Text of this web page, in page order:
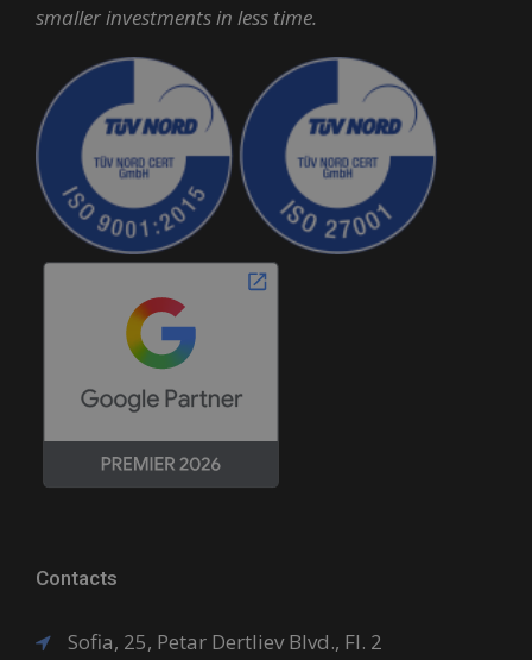
smaller investments in less time.
Contacts
Sofia, 25, Petar Dertliev Blvd., Fl. 2